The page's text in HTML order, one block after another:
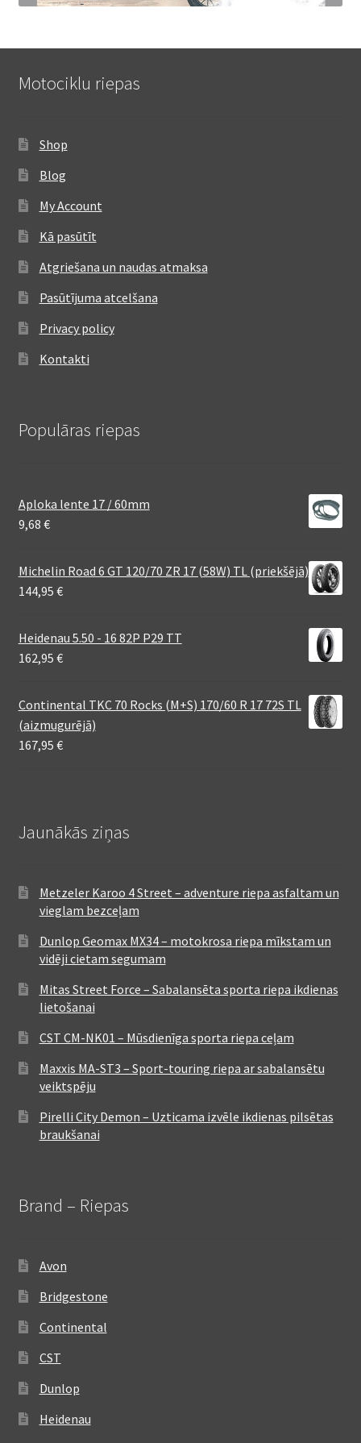
Motociklu riepas
Shop
Blog
My Account
Kā pasūtīt
Atgriešana un naudas atmaksa
Pasūtījuma atcelšana
Privacy policy
Kontakti
Populāras riepas
Aploka lente 17 / 60mm
9,68 €
Michelin Road 6 GT 120/70 ZR 17 (58W) TL (priekšējā)
144,95 €
Heidenau 5.50 - 16 82P P29 TT
162,95 €
Continental TKC 70 Rocks (M+S) 170/60 R 17 72S TL
(aizmugurējā)
167,95 €
Jaunākās ziņas
Metzeler Karoo 4 Street – adventure riepa asfaltam un
vieglam bezceļam
Dunlop Geomax MX34 – motokrosa riepa mīkstam un
vidēji cietam segumam
Mitas Street Force – Sabalansēta sporta riepa ikdienas
lietošanai
CST CM-NK01 – Mūsdienīga sporta riepa ceļam
Maxxis MA-ST3 – Sport-touring riepa ar sabalansētu
veiktspēju
Pirelli City Demon – Uzticama izvēle ikdienas pilsētas
braukšanai
Brand – Riepas
Avon
Bridgestone
Continental
CST
Dunlop
Heidenau